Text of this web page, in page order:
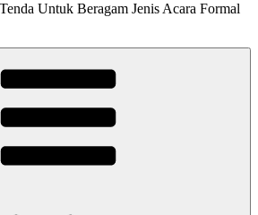
Untuk Beragam Jenis Acara Formal